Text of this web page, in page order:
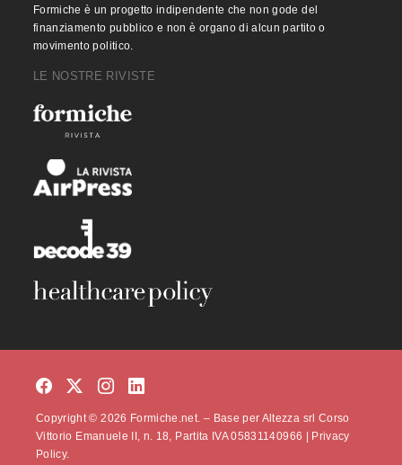
Formiche è un progetto indipendente che non gode del
finanziamento pubblico e non è organo di alcun partito o
movimento politico.
LE NOSTRE RIVISTE
Copyright © 2026 Formiche.net. – Base per Altezza srl Corso
Vittorio Emanuele II, n. 18, Partita IVA 05831140966 | Privacy
Policy.